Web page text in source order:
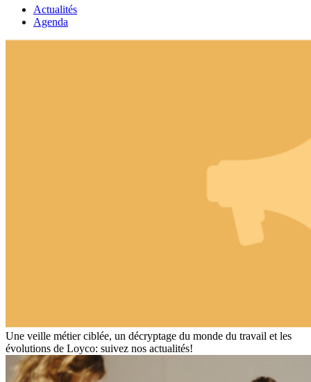
Actualités
Agenda
Une veille métier ciblée, un décryptage du monde du travail et les
évolutions de Loyco: suivez nos actualités!